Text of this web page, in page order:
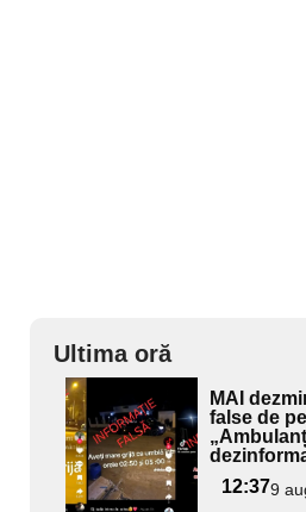
Ultima oră
Adaugă
aici textul
pentru
subtitlu
MAI
false de
12:379